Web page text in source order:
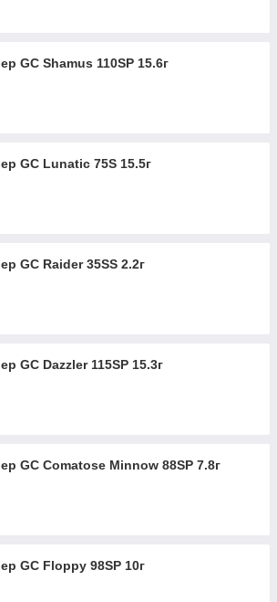
GC Shamus 110SP 15.6г
GC Lunatic 75S 15.5г
GC Raider 35SS 2.2г
GC Dazzler 115SP 15.3г
GC Comatose Minnow 88SP 7.8г
GC Floppy 98SP 10г